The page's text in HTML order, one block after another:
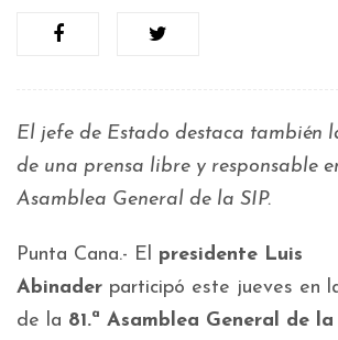
El jefe de Estado destaca también
de una prensa libre y responsable
Asamblea General de la SIP.
Punta Cana.- El presidente Luis
Abinader participó este jueves en
de la 81.ª Asamblea General de